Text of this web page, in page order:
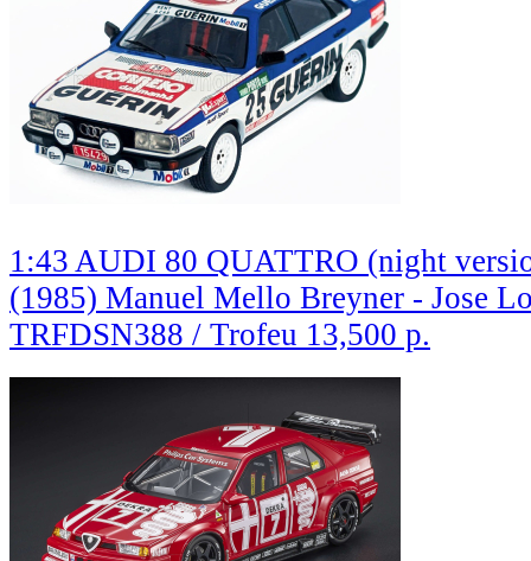
1:43 AUDI 80 QUATTRO (night
(1985) Manuel Mello Breyner - Jose
TRFDSN388 / Trofeu 13,500 р.